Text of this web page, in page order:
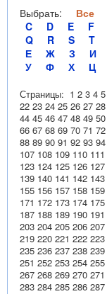
Выбрать: Все
C
D E F
Q
R S T
Е
Ж З И
У
Ф Х Ц
Страницы: 1 2 3 4 5
22 23 24 25 26 27 28
44 45 46 47 48 49 50
66 67 68 69 70 71 72
88 89 90 91 92 93 94
107 108 109 110 111
123 124 125 126 127
139 140 141 142 143
155 156 157 158 159
171 172 173 174 175
187 188 189 190 191
203 204 205 206 207
219 220 221 222 223
235 236 237 238 239
251 252 253 254 255
267 268 269 270 271
283 284 285 286 287